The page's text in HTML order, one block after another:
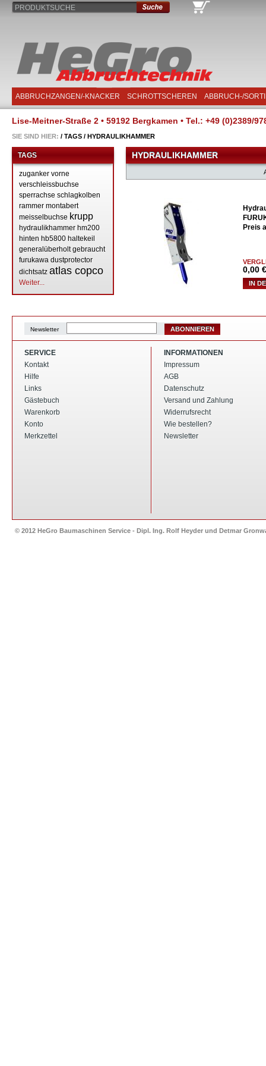
ABBRUCHZANGEN/-KNACKER SCHROTTSCHEREN ABBRUCH-/
PRODUKTSUCHE
Lise-Meitner-Straße 2 • 59192 Bergkamen • Tel.: +49 (0)2389/
SIE SIND HIER: / TAGS / HYDRAULIKHAMMER
TAGS
zuganker vorne
verschleissbuchse
sperrachse schlagkolben
rammer montabert
meisselbuchse krupp
hydraulikhammer hm200
hinten hb5800 haltekeil
generalüberholt gebraucht
furukawa dustprotector
dichtsatz atlas copco
Weiter...
HYDRAULIKHAMMER
Preis
0,00
IN
Newsletter ABONNIEREN
SERVICE
Kontakt
Hilfe
Links
Gästebuch
Warenkorb
Konto
Merkzettel
INFORMATIONEN
Impressum
AGB
Datenschutz
Versand und Zahlung
Widerrufsrecht
Wie bestellen?
Newsletter
© 2012 HeGro Baumaschinen Service - Dipl. Ing. Rolf Heyder und Detmar